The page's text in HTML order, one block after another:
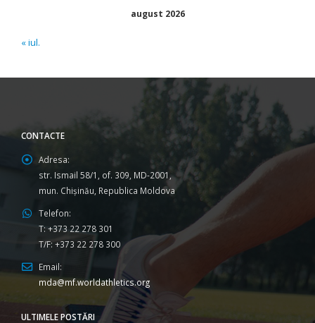
august 2026
« iul.
CONTACTE
Adresa:
str. Ismail 58/1, of. 309, MD-2001,
mun. Chişinău, Republica Moldova
Telefon:
T: +373 22 278 301
T/F: +373 22 278 300
Email:
mda@mf.worldathletics.org
ULTIMELE POSTĂRI